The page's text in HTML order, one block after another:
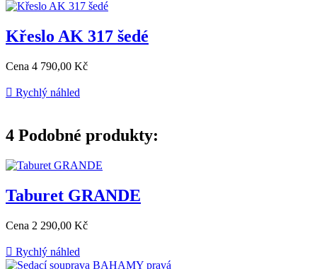
Křeslo AK 317 šedé
Cena 4 790,00 Kč
 Rychlý náhled
4 Podobné produkty:
Taburet GRANDE
Cena 2 290,00 Kč
 Rychlý náhled